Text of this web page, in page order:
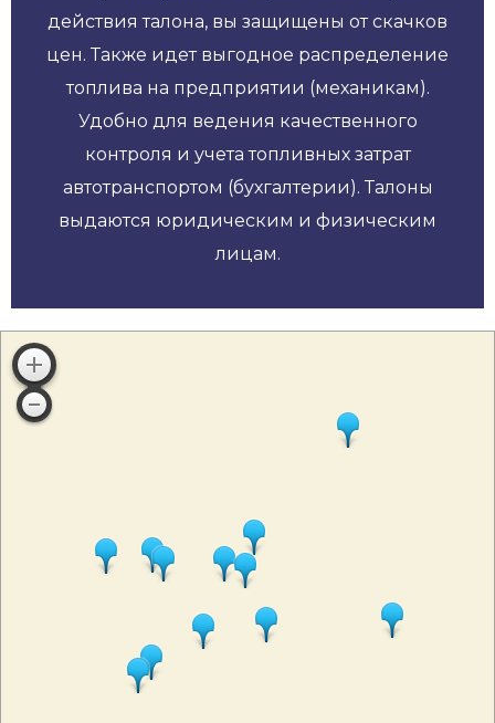
действия талона, вы защищены от скачков
цен. Также идет выгодное распределение
топлива на предприятии (механикам).
Удобно для ведения качественного
контроля и учета топливных затрат
автотранспортом (бухгалтерии). Талоны
выдаются юридическим и физическим
лицам.